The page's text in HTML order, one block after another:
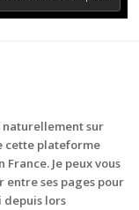
naturellement sur
cette plateforme
France. Je peux vous
entre ses pages pour
depuis lors